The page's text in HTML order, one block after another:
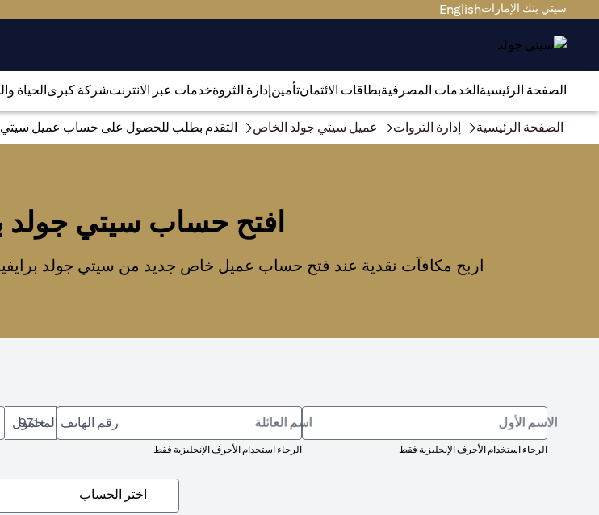
سيتي بنك الإماراتEnglish
الصفحة الرئيسيةالخدمات المصرفيةبطاقات الائتمانتأمينإدارة الثروةخدمات عبر الانترنتشركة كبرىالحياة
الصفحة الرئيسية إدارة الثروات عميل سيتي جولد الخاص التقدم بطلب للحصول على حساب عميل سيتي
افتح حساب سيتي جولد
اربح مكافآت نقدية عند فتح حساب عميل خاص جديد من سيتي جولد
الرجاء استخدام الأحرف الإنجليزية فقط
الاسم الأول
الرجاء استخدام الأحرف الإنجليزية فقط
اسم العائلة +971
رقم الهاتف المحمول